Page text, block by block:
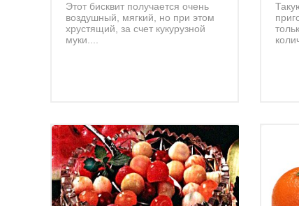
Этот бисквит получается очень
воздушный, мягкий, но при этом
хрустящий, за счет кукурузной
муки....